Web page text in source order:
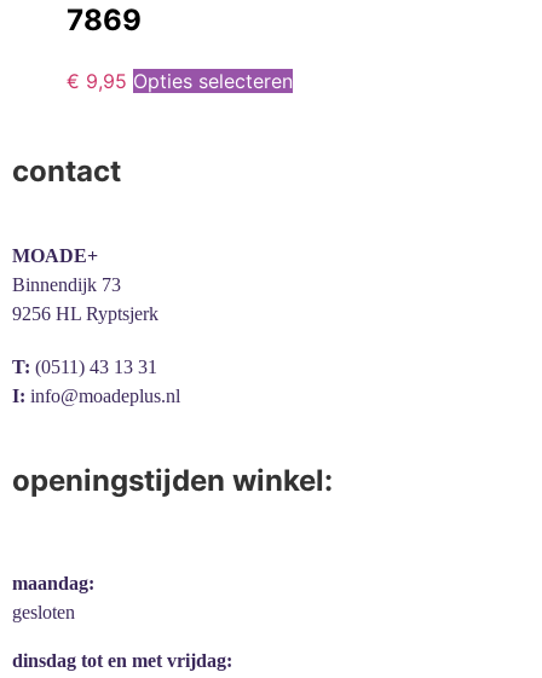
7869
€ 9,95 Opties selecteren
contact
MOADE+
Binnendijk 73
9256 HL Ryptsjerk
T: (0511) 43 13 31
I: info@moadeplus.nl
openingstijden winkel:
maandag:
gesloten
dinsdag tot en met vrijdag: